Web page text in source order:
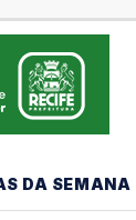
DA SEMANA